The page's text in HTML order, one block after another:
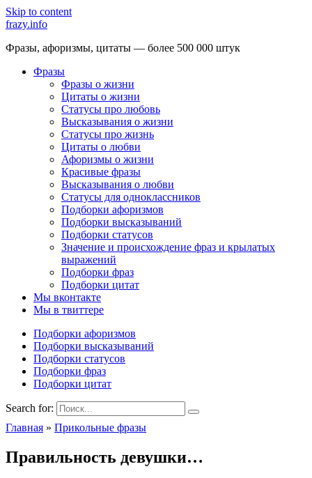
Skip to content
frazy.info
Фразы, афоризмы, цитаты — более 500 000 штук
Фразы
Фразы о жизни
Цитаты о жизни
Статусы про любовь
Высказывания о жизни
Статусы про жизнь
Цитаты о любви
Афоризмы о жизни
Красивые фразы
Высказывания о любви
Статусы для одноклассников
Подборки афоризмов
Подборки высказываний
Подборки статусов
Значение и происхождение фраз и крылатых
выражений
Подборки фраз
Подборки цитат
Мы вконтакте
Мы в твиттере
Подборки афоризмов
Подборки высказываний
Подборки статусов
Подборки фраз
Подборки цитат
Search for:
Главная » Прикольные фразы
Правильность девушки…